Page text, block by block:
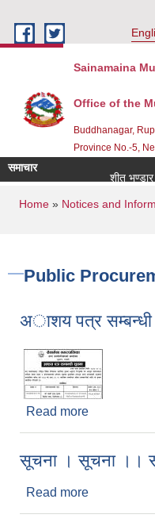
Sainamaina
Office of the
Buddhanagar,
Province No.-5,
समाचार
शीत भण्डार
You are here
Home» Notices and
Public
अाशय पत्र
Read more
सूचना । सूचना ।।
Read more